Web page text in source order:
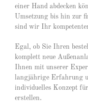
einer Hand abdecken
Umsetzung bis hin zur
sind wir Ihr
Egal, ob Sie Ihren
komplett neue
Ihnen mit unserer
langjährige Erfahrung
individuelles Konzept
erstellen.